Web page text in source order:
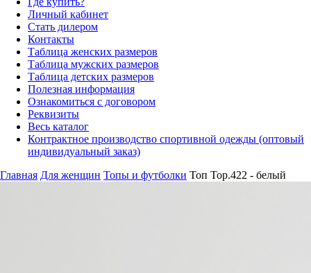
Личный кабинет
Стать дилером
Контакты
Таблица женских размеров
Таблица мужских размеров
Таблица детских размеров
Полезная информация
Ознакомиться с договором
Реквизиты
Весь каталог
Контрактное производство спортивной одежды (оптовый
индивидуальный заказ)
Главная Для женщин Топы и футболки Топ Top.422 - белый